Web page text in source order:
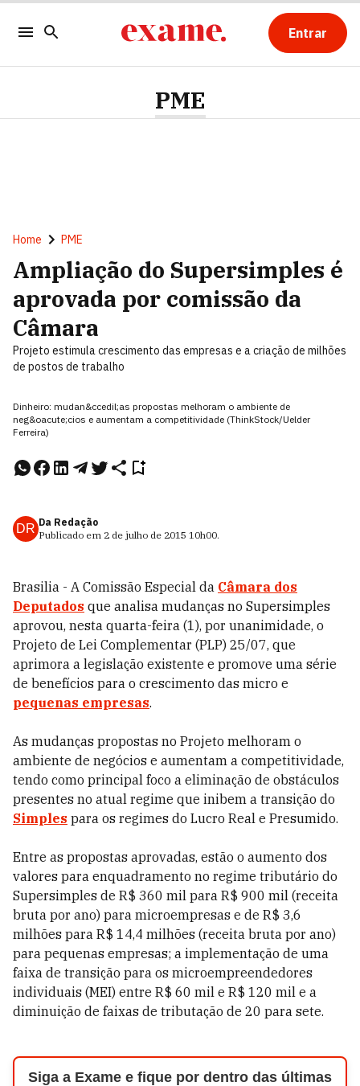
Entrar
PME
Home PME
Ampliação do Supersimples é
aprovada por comissão da
Câmara
Projeto estimula crescimento das empresas e a criação de milhões
de postos de trabalho
Dinheiro: mudan&ccedil;as propostas melhoram o ambiente de
neg&oacute;cios e aumentam a competitividade (ThinkStock/Uelder
Ferreira)
DR Da Redação
Publicado em 2 de julho de 2015 10h00.
Brasilia - A Comissão Especial da Câmara dos
Deputados que analisa mudanças no Supersimples
aprovou, nesta quarta-feira (1), por unanimidade, o
Projeto de Lei Complementar (PLP) 25/07, que
aprimora a legislação existente e promove uma série
de benefícios para o crescimento das micro e
pequenas empresas.
As mudanças propostas no Projeto melhoram o
ambiente de negócios e aumentam a competitividade,
tendo como principal foco a eliminação de obstáculos
presentes no atual regime que inibem a transição do
Simples para os regimes do Lucro Real e Presumido.
Entre as propostas aprovadas, estão o aumento dos
valores para enquadramento no regime tributário do
Supersimples de R$ 360 mil para R$ 900 mil (receita
bruta por ano) para microempresas e de R$ 3,6
milhões para R$ 14,4 milhões (receita bruta por ano)
para pequenas empresas; a implementação de uma
faixa de transição para os microempreendedores
individuais (MEI) entre R$ 60 mil e R$ 120 mil e a
diminuição de faixas de tributação de 20 para sete.
Siga a Exame e fique por dentro das últimas